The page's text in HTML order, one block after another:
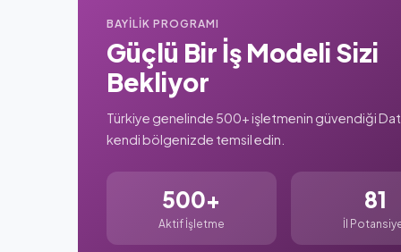
BAYILIK PROGRAMI
Güçlü Bir İş Modeli Sizi
Bekliyor
Türkiye genelinde 500+ işletmenin güvendiği
kendi bölgenizde temsil edin.
500+
Aktif İşletme
81
İl